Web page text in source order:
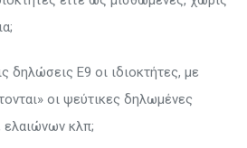
δηλώσεις Ε9 οι ιδιοκτήτες, με
οι ψεύτικες δηλωμένες
κλπ;